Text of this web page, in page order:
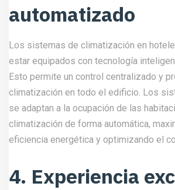
automatizado
Los sistemas de climatización en
estar equipados con tecnología
Esto permite un control centralizado y
climatización en todo el edificio. Los
se adaptan a la ocupación de las
climatización de forma automática,
eficiencia energética y optimizando el
4. Experiencia